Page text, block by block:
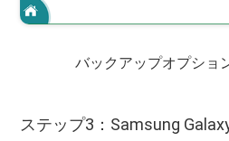
バックアップオプショ
ステップ3：Samsung